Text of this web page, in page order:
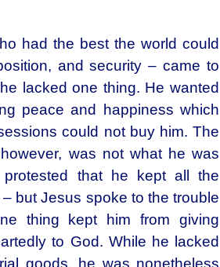
had the best the world could
and security – came to
lacked one thing. He wanted
peace and happiness which
could not buy him. The
was not what he was
protested that he kept all the
but Jesus spoke to the trouble
thing kept him from giving
to God. While he lacked
goods, he was nonetheless